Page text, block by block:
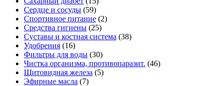
Сердце и сосуды (59)
Спортивное питание (2)
Средства гигиены (25)
Суставы и костная система (38)
Удобрения (16)
Фильтры для воды (30)
Чистка организма, противопаразит. (46)
Щитовидная железа (5)
Эфирные масла (7)